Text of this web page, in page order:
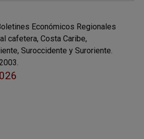
Económicos Regionales
cafetera, Costa Caribe,
Suroccidente y Suroriente.